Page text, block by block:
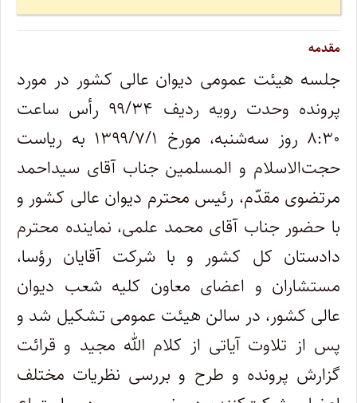
مقدمه
جلسه هیئت ‌عمومی دیوان عالی کشور در مورد
پرونده وحدت رویه ردیف ۹۹/۳۴ رأس ساعت
۸:۳۰ روز سه‌شنبه، مورخ ۱۳۹۹/۷/۱ به ‌ریاست
حجت‌الاسلام‌ و المسلمین جناب آقای سیداحمد
مرتضوی مقدّم، رئیس محترم دیوان ‌‌عالی ‌‌کشور و
با حضور جناب آقای محمد علمی، نماینده محترم
دادستان ‌کل‌ کشور و با شرکت آقایان رؤسا،
مستشاران و اعضای ‌معاون کلیه شعب دیوان‌
عالی‌ کشور، در سالن هیئت‌ عمومی تشکیل شد و
پس از تلاوت آیاتی از کلام الله مجید و قرائت
گزارش ‌پرونده و طرح و بررسی نظریات مختلف